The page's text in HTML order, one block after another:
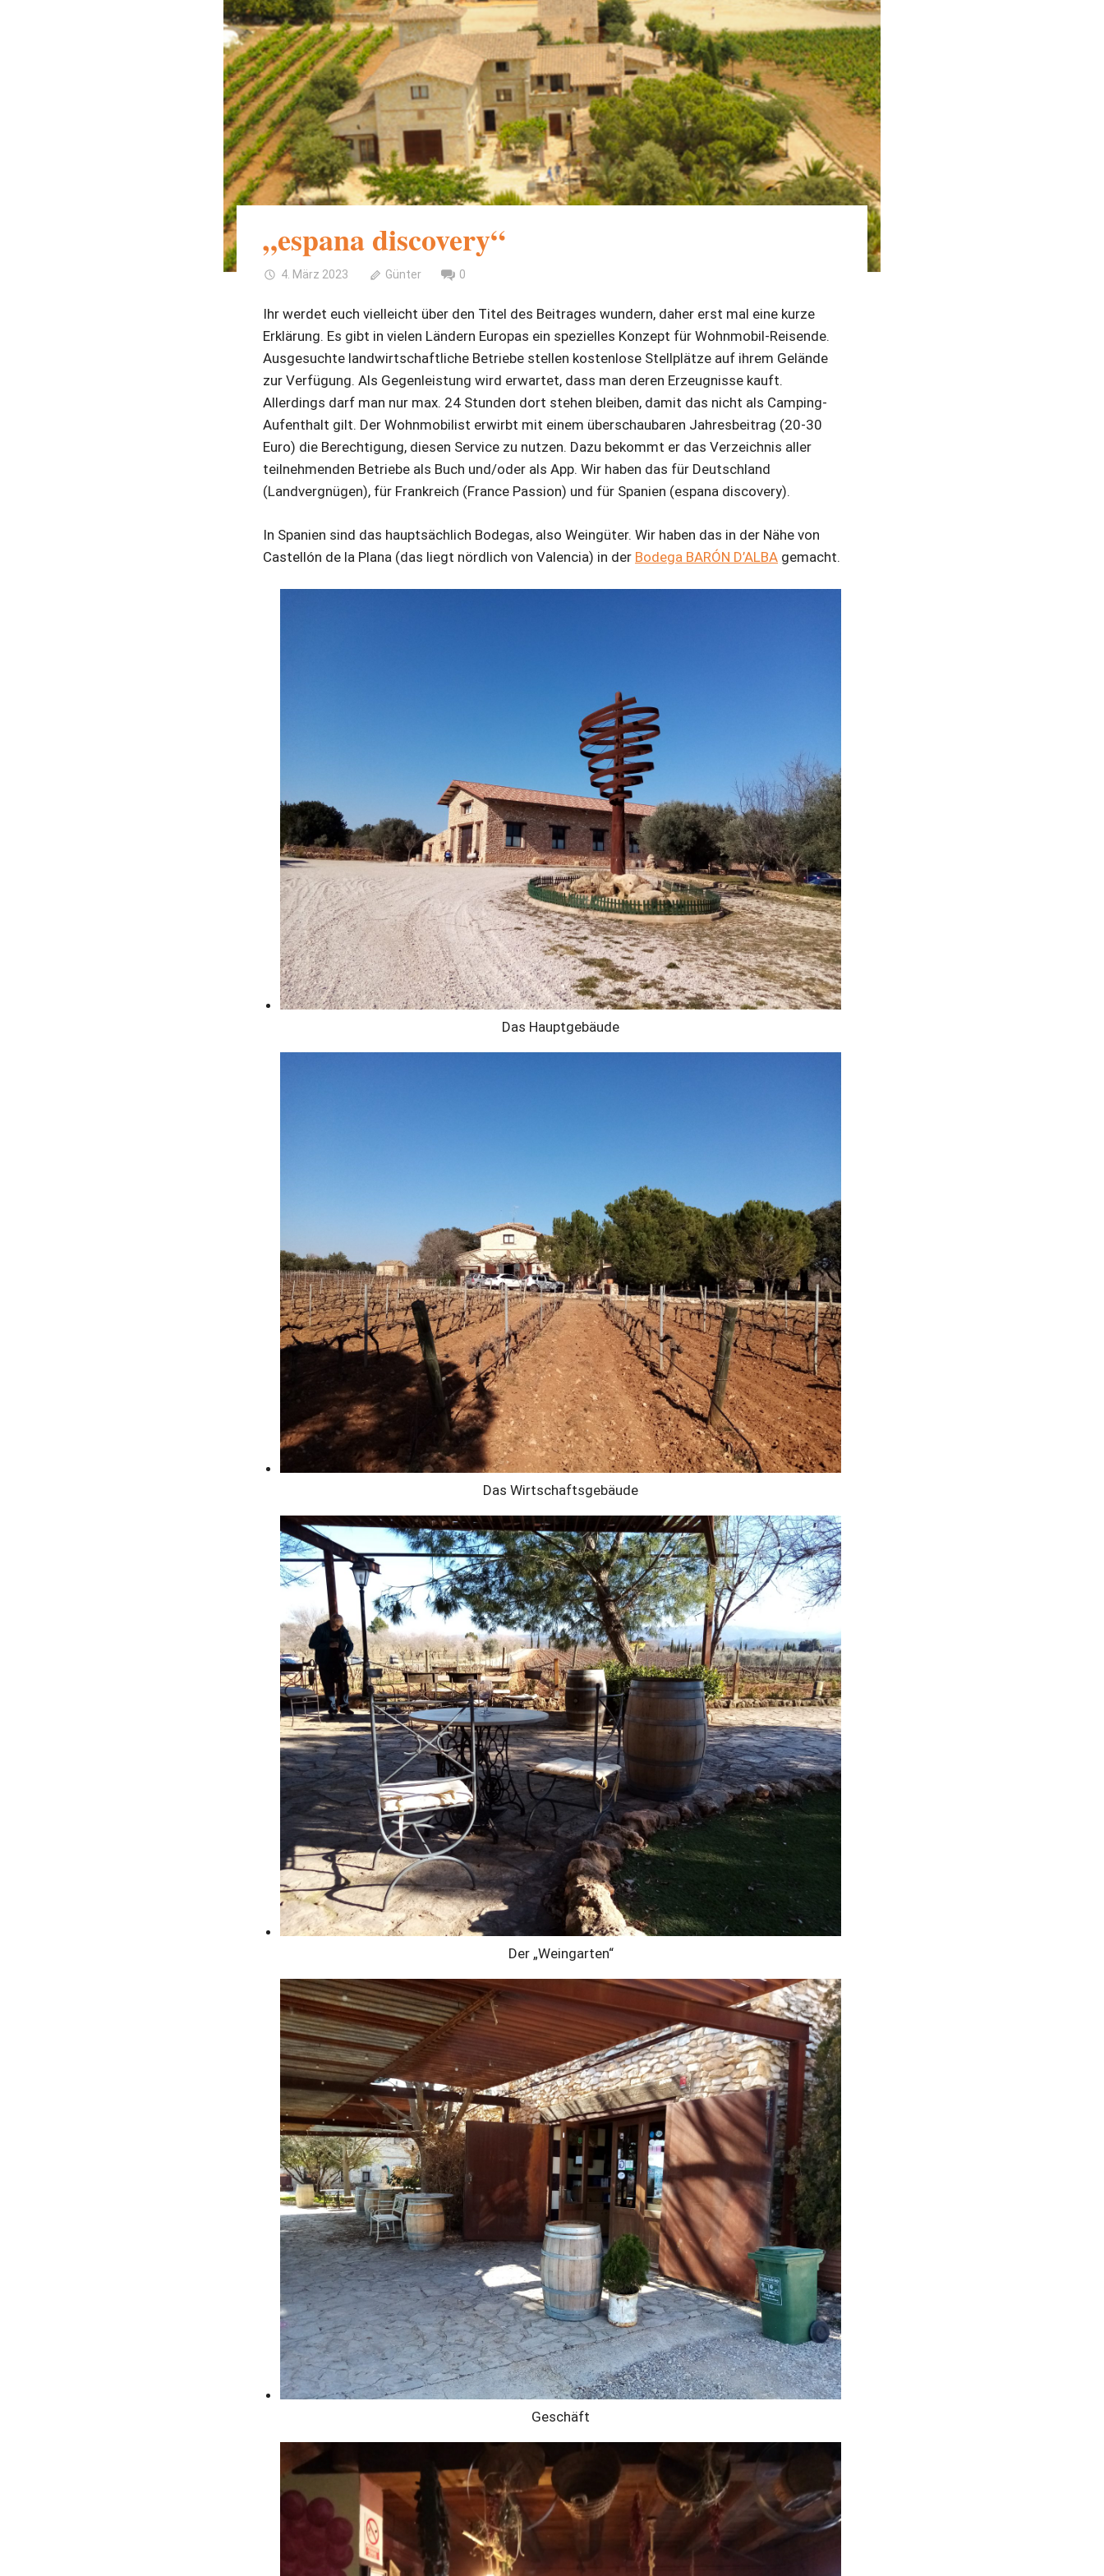
„espana discovery“
4. März 2023 Günter 0
Ihr werdet euch vielleicht über den Titel des Beitrages wundern, daher erst mal eine kurze
Erklärung. Es gibt in vielen Ländern Europas ein spezielles Konzept für Wohnmobil-Reisende.
Ausgesuchte landwirtschaftliche Betriebe stellen kostenlose Stellplätze auf ihrem Gelände
zur Verfügung. Als Gegenleistung wird erwartet, dass man deren Erzeugnisse kauft.
Allerdings darf man nur max. 24 Stunden dort stehen bleiben, damit das nicht als Camping-
Aufenthalt gilt. Der Wohnmobilist erwirbt mit einem überschaubaren Jahresbeitrag (20-30
Euro) die Berechtigung, diesen Service zu nutzen. Dazu bekommt er das Verzeichnis aller
teilnehmenden Betriebe als Buch und/oder als App. Wir haben das für Deutschland
(Landvergnügen), für Frankreich (France Passion) und für Spanien (espana discovery).
In Spanien sind das hauptsächlich Bodegas, also Weingüter. Wir haben das in der Nähe von
Castellón de la Plana (das liegt nördlich von Valencia) in der Bodega BARÓN D’ALBA gemacht.
Das Hauptgebäude
Das Wirtschaftsgebäude
Der „Weingarten“
Geschäft